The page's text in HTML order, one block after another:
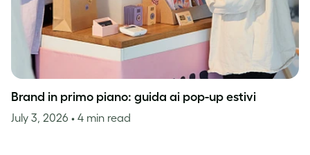
Brand in primo piano: guida ai pop-up estivi
July 3, 2026 • 4 min read